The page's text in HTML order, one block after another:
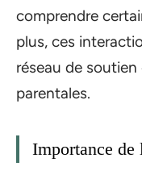
comprendre
plus, ces
réseau de
parentales.
Importance de